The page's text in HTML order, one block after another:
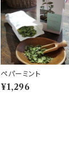
ペパーミント
¥1,296